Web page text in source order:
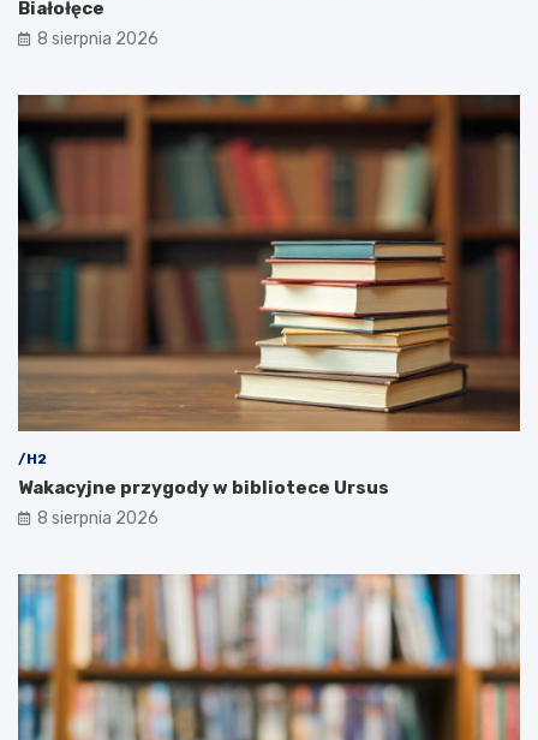
Białołęce
8 sierpnia 2026
/H2
Wakacyjne przygody w bibliotece Ursus
8 sierpnia 2026